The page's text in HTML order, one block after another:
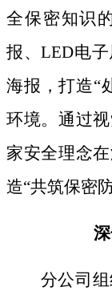
全保密知识
报、LED电
海报，打造“
环境。通过
家安全理念
造“共筑保密
分公司